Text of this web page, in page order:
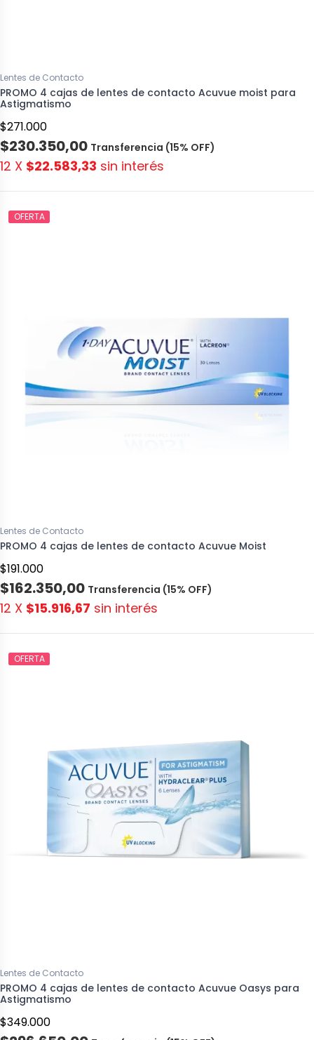
Lentes de Contacto
PROMO 4 cajas de lentes de contacto Acuvue moist para
Astigmatismo
$271.000
$230.350,00 Transferencia (15% OFF)
12 X $22.583,33 sin interés
OFERTA
Lentes de Contacto
PROMO 4 cajas de lentes de contacto Acuvue Moist
$191.000
$162.350,00 Transferencia (15% OFF)
12 X $15.916,67 sin interés
OFERTA
Lentes de Contacto
PROMO 4 cajas de lentes de contacto Acuvue Oasys para
Astigmatismo
$349.000